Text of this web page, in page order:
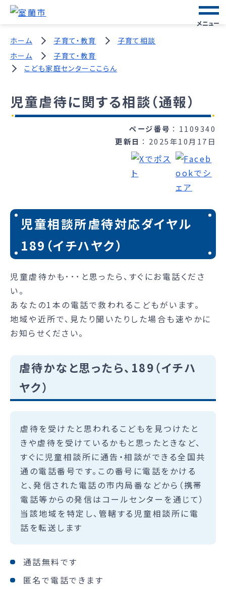
メニュー
ホーム 子育て・教育
子育て相談
ホーム
子育て・教育
こども家庭センターここらん
児童虐待に関する相談（通報）
ページ番号
1109340
更新日
2025年10月17日
児童相談所虐待対応ダイヤル
189（イチハヤク）
児童虐待かも･･･と思ったら、すぐにお電話くださ
い。
あなたの1本の電話で救われるこどもがいます。
地域や近所で、見たり聞いたりした場合も速やかに
お知らせください。
虐待かなと思ったら、189（イチハ
ヤク）
虐待を受けたと思われるこどもを見つけたと
きや虐待を受けているかもと思ったときなど、
すぐに児童相談所に通告・相談ができる全国共
通の電話番号です。この番号に電話をかける
と、発信された電話の市内局番などから（携帯
電話等からの発信はコールセンターを通じて）
当該地域を特定し、管轄する児童相談所に電
話を転送します
通話無料です
匿名で電話できます